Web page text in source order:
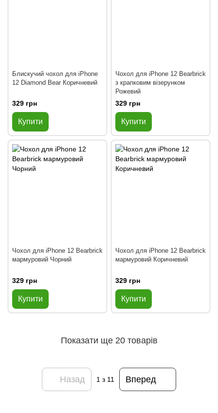
Блискучий чохол для iPhone
12 Diamond Bear Коричневий
329 грн
Купити
Чохол для iPhone 12 Bearbrick
з крапковим візерунком
Рожевий
329 грн
Купити
Чохол для iPhone 12 Bearbrick
мармуровий Чорний
329 грн
Купити
Чохол для iPhone 12 Bearbrick
мармуровий Коричневий
329 грн
Купити
Показати ще 20 товарів
Назад 1 з 11 Вперед